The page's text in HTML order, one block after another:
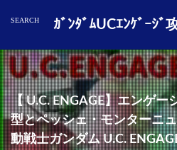
ｶﾞﾝﾀﾞﾑUCｴﾝｹﾞｰｼﾞ
【 U.C. ENGAGE】エンゲー
型とペッシェ・モンターニ
動戦士ガンダム U.C.